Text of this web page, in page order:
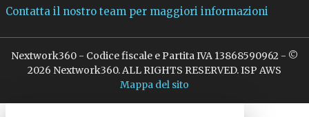
Contatta il nostro team per maggiori informazioni
Nextwork360 - Codice fiscale e Partita IVA 13868590962 - ©
2026 Nextwork360. ALL RIGHTS RESERVED. ISP AWS
Mappa del sito